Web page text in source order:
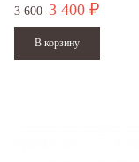
3 600 3 400 ₽